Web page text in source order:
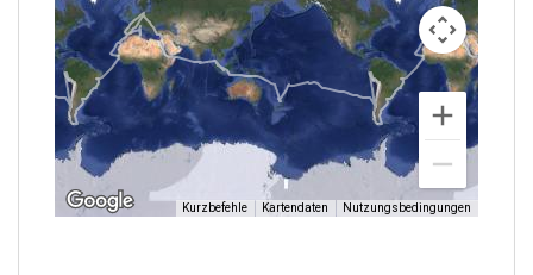
Kurzbefehle Kartendaten Nutzungsbedingungen